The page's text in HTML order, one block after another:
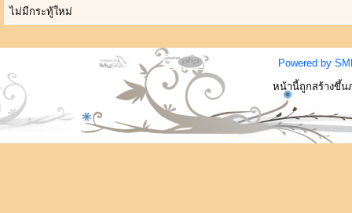
ไม่มีกระทู้ใหม่
Powered by
หน้านี้ถูกสร้างขึ้น